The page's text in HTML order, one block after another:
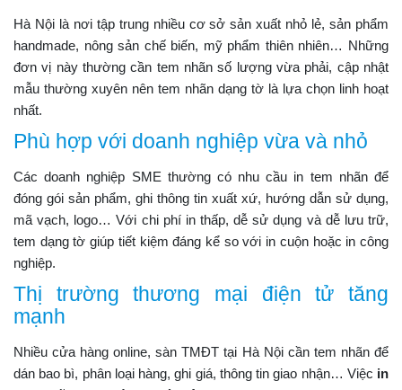
Hà Nội là nơi tập trung nhiều cơ sở sản xuất nhỏ lẻ, sản phẩm
handmade, nông sản chế biến, mỹ phẩm thiên nhiên… Những
đơn vị này thường cần tem nhãn số lượng vừa phải, cập nhật
mẫu thường xuyên nên tem nhãn dạng tờ là lựa chọn linh hoạt
nhất.
Phù hợp với doanh nghiệp vừa và nhỏ
Các doanh nghiệp SME thường có nhu cầu in tem nhãn để
đóng gói sản phẩm, ghi thông tin xuất xứ, hướng dẫn sử dụng,
mã vạch, logo… Với chi phí in thấp, dễ sử dụng và dễ lưu trữ,
tem dạng tờ giúp tiết kiệm đáng kể so với in cuộn hoặc in công
nghiệp.
Thị trường thương mại điện tử tăng
mạnh
Nhiều cửa hàng online, sàn TMĐT tại Hà Nội cần tem nhãn để
dán bao bì, phân loại hàng, ghi giá, thông tin giao nhận… Việc in